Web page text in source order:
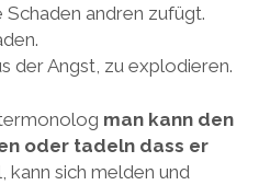
andren zufügt.
der Angst, zu explodieren.
man kann den
oder tadeln dass er
kann sich melden und